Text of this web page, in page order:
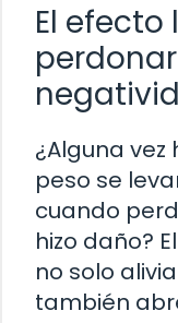
El
¿Alguna
peso se
cuando
hizo daño?
no solo
también